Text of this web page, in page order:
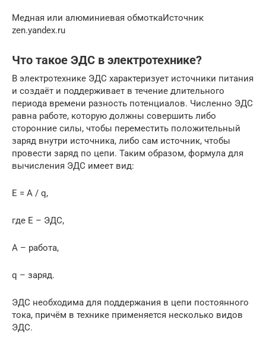
Медная или алюминиевая обмоткаИсточник
zen.yandex.ru
Что такое ЭДС в электротехнике?
В электротехнике ЭДС характеризует источники питания
и создаёт и поддерживает в течение длительного
периода времени разность потенциалов. Численно ЭДС
равна работе, которую должны совершить либо
сторонние силы, чтобы переместить положительный
заряд внутри источника, либо сам источник, чтобы
провести заряд по цепи. Таким образом, формула для
вычисления ЭДС имеет вид:
E = A / q,
где E – ЭДС,
А – работа,
q – заряд.
ЭДС необходима для поддержания в цепи постоянного
тока, причём в технике применяется несколько видов
ЭДС.